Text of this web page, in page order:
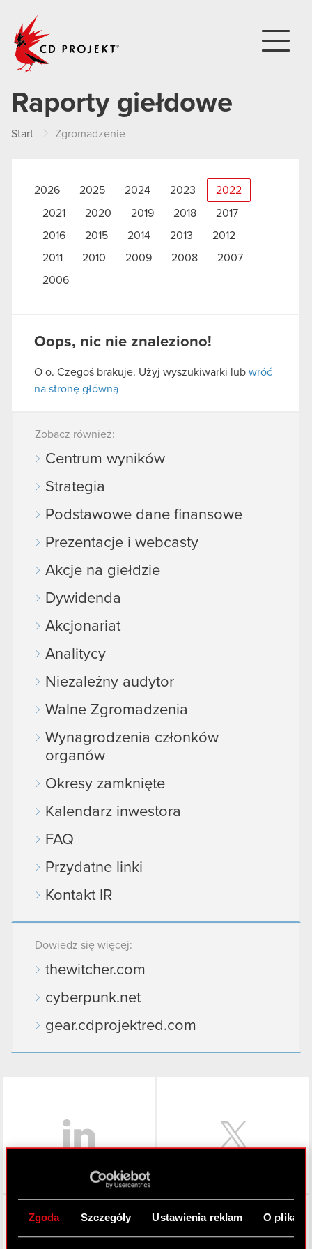
Zgoda Szczegóły Ustawienia reklam O
Raporty giełdowe
Start Zgromadzenie
2026 2025 2024 2023 2022
2021 2020 2019 2018
2017
2016
2015 2014 2013
2012
2011
2010 2009 2008
2007
2006
Oops, nic nie znaleziono!
O o. Czegoś brakuje. Użyj wyszukiwarki lub wróć
na stronę główną
Zobacz również:
Centrum wyników
Strategia
Podstawowe dane finansowe
Prezentacje i webcasty
Akcje na giełdzie
Dywidenda
Akcjonariat
Analitycy
Niezależny audytor
Walne Zgromadzenia
Wynagrodzenia członków
organów
Okresy zamknięte
Kalendarz inwestora
FAQ
Przydatne linki
Kontakt IR
Dowiedz się więcej:
thewitcher.com
cyberpunk.net
gear.cdprojektred.com